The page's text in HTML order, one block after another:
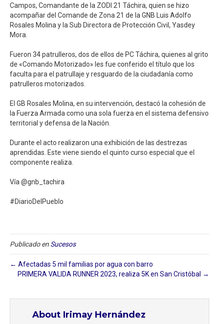
Campos, Comandante de la ZODI 21 Táchira, quien se hizo
acompañar del Comande de Zona 21 de la GNB Luis Adolfo
Rosales Molina y la Sub Directora de Protección Civil, Yasdey
Mora. ⁣
Fueron 34 patrulleros, dos de ellos de PC Táchira, quienes al grito
de «Comando Motorizado» les fue conferido el título que los
faculta para el patrullaje y resguardo de la ciudadanía como
patrulleros motorizados. ⁣
El GB Rosales Molina, en su intervención, destacó la cohesión de
la Fuerza Armada como una sola fuerza en el sistema defensivo
territorial y defensa de la Nación. ⁣
Durante el acto realizaron una exhibición de las destrezas
aprendidas. Este viene siendo el quinto curso especial que el
componente realiza.⁣
Vía @gnb_tachira⁣
#DiarioDelPueblo⁣
Publicado en Sucesos
← Afectadas 5 mil familias por agua con barro
PRIMERA VALIDA RUNNER 2023, realiza 5K en San Cristóbal →
About Irimay Hernández